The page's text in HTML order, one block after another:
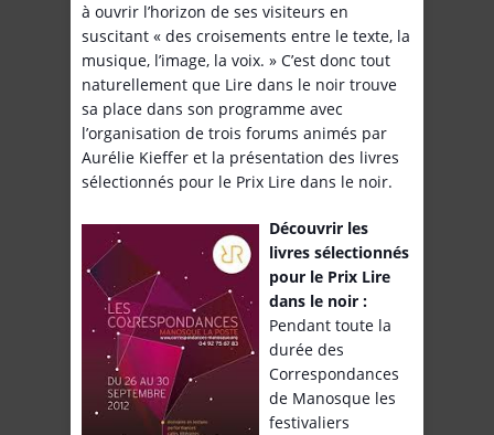
à ouvrir l’horizon de ses visiteurs en
suscitant « des croisements entre le texte, la
musique, l’image, la voix. » C’est donc tout
naturellement que Lire dans le noir trouve
sa place dans son programme avec
l’organisation de trois forums animés par
Aurélie Kieffer et la présentation des livres
sélectionnés pour le Prix Lire dans le noir.
Découvrir les
livres sélectionnés
pour le Prix Lire
dans le noir :
Pendant toute la
durée des
Correspondances
de Manosque les
festivaliers